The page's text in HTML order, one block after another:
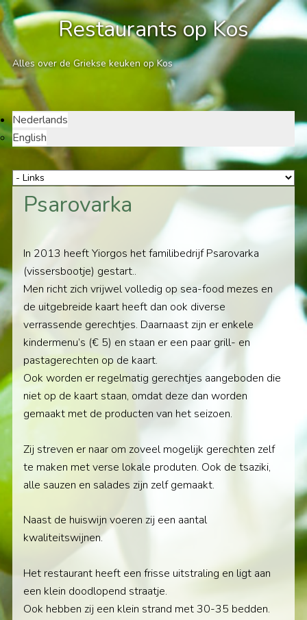
Restaurants op Kos
Alles over de Griekse keuken op Kos
Nederlands
English
Psarovarka
In 2013 heeft Yiorgos het familibedrijf Psarovarka
(vissersbootje) gestart..
Men richt zich vrijwel volledig op sea-food mezes en
de uitgebreide kaart heeft dan ook diverse
verrassende gerechtjes. Daarnaast zijn er enkele
kindermenu’s (€ 5) en staan er een paar grill- en
pastagerechten op de kaart.
Ook worden er regelmatig gerechtjes aangeboden die
niet op de kaart staan, omdat deze dan worden
gemaakt met de producten van het seizoen.
Zij streven er naar om zoveel mogelijk gerechten zelf
te maken met verse lokale produten. Ook de tsaziki,
alle sauzen en salades zijn zelf gemaakt.
Naast de huiswijn voeren zij een aantal
kwaliteitswijnen.
Het restaurant heeft een frisse uitstraling en ligt aan
een klein doodlopend straatje.
Ook hebben zij een klein strand met 30-35 bedden.